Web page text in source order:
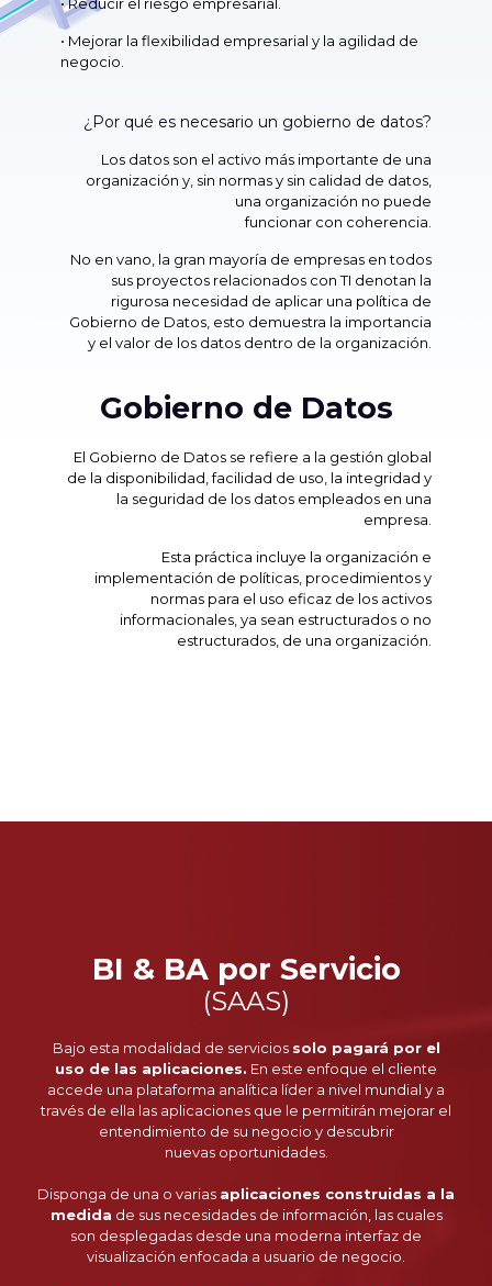
Gobierno de Datos
El Gobierno de Datos se refiere a la gestión global
de la disponibilidad, facilidad de uso, la integridad y
la seguridad de los datos empleados en una
empresa.
Esta práctica incluye la organización e
implementación de políticas, procedimientos y
normas para el uso eficaz de los activos
informacionales, ya sean estructurados o no
estructurados, de una organización.
• Mejorar la flexibilidad empresarial y la agilidad de
negocio.
¿Por qué es necesario un gobierno de datos?
Los datos son el activo más importante de una
organización y, sin normas y sin calidad de datos,
una organización no puede
funcionar con coherencia.
No en vano, la gran mayoría de empresas en todos
sus proyectos relacionados con TI denotan la
rigurosa necesidad de aplicar una política de
Gobierno de Datos, esto demuestra la importancia
y el valor de los datos dentro de la organización.
BI & BA por Servicio
(SAAS)
Bajo esta modalidad de servicios solo pagará por el
uso de las aplicaciones. En este enfoque el cliente
accede una plataforma analítica líder a nivel mundial y a
través de ella las aplicaciones que le permitirán mejorar el
entendimiento de su negocio y descubrir
nuevas oportunidades.
Disponga de una o varias aplicaciones construidas a la
medida de sus necesidades de información, las cuales
son desplegadas desde una moderna interfaz de
visualización enfocada a usuario de negocio.